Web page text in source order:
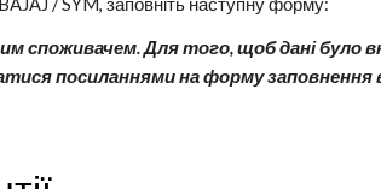
/ SYM, заповніть наступну форму:
споживачем. Для того, щоб дані було
посиланнями на форму заповнення